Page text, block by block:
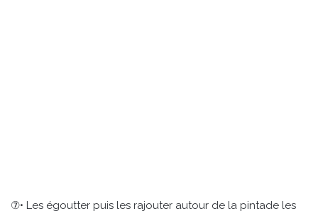
⑦• Les égoutter puis les rajouter autour de la pintade les